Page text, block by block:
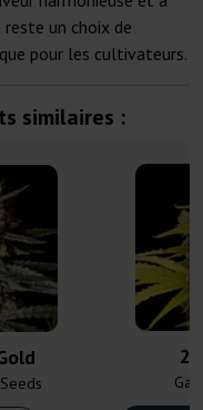
un choix de
pour les cultivateurs.
similaires :